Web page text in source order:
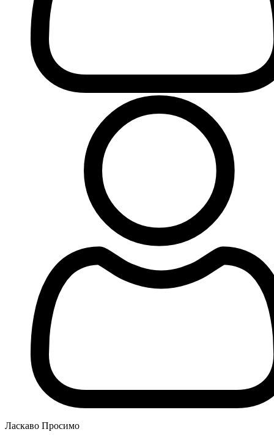
Ласкаво Просимо